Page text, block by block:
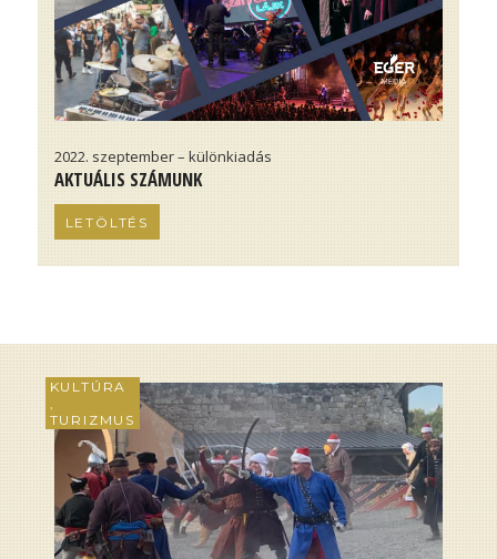
2022. szeptember – különkiadás
AKTUÁLIS SZÁMUNK
LETÖLTÉS
KULTÚRA
,
TURIZMUS